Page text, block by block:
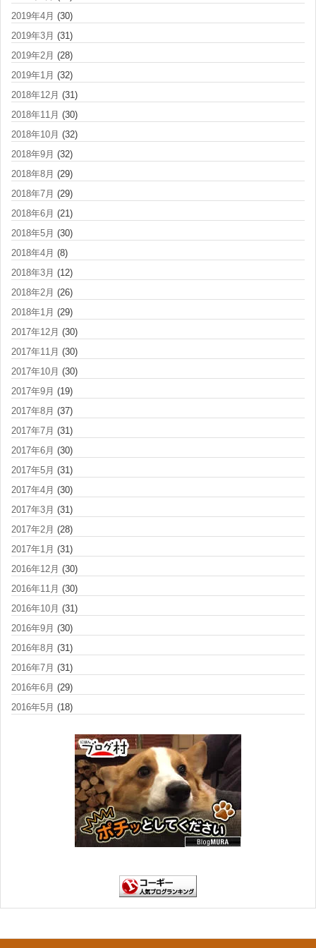
2019年4月 (30)
2019年3月 (31)
2019年2月 (28)
2019年1月 (32)
2018年12月 (31)
2018年11月 (30)
2018年10月 (32)
2018年9月 (32)
2018年8月 (29)
2018年7月 (29)
2018年6月 (21)
2018年5月 (30)
2018年4月 (8)
2018年3月 (12)
2018年2月 (26)
2018年1月 (29)
2017年12月 (30)
2017年11月 (30)
2017年10月 (30)
2017年9月 (19)
2017年8月 (37)
2017年7月 (31)
2017年6月 (30)
2017年5月 (31)
2017年4月 (30)
2017年3月 (31)
2017年2月 (28)
2017年1月 (31)
2016年12月 (30)
2016年11月 (30)
2016年10月 (31)
2016年9月 (30)
2016年8月 (31)
2016年7月 (31)
2016年6月 (29)
2016年5月 (18)